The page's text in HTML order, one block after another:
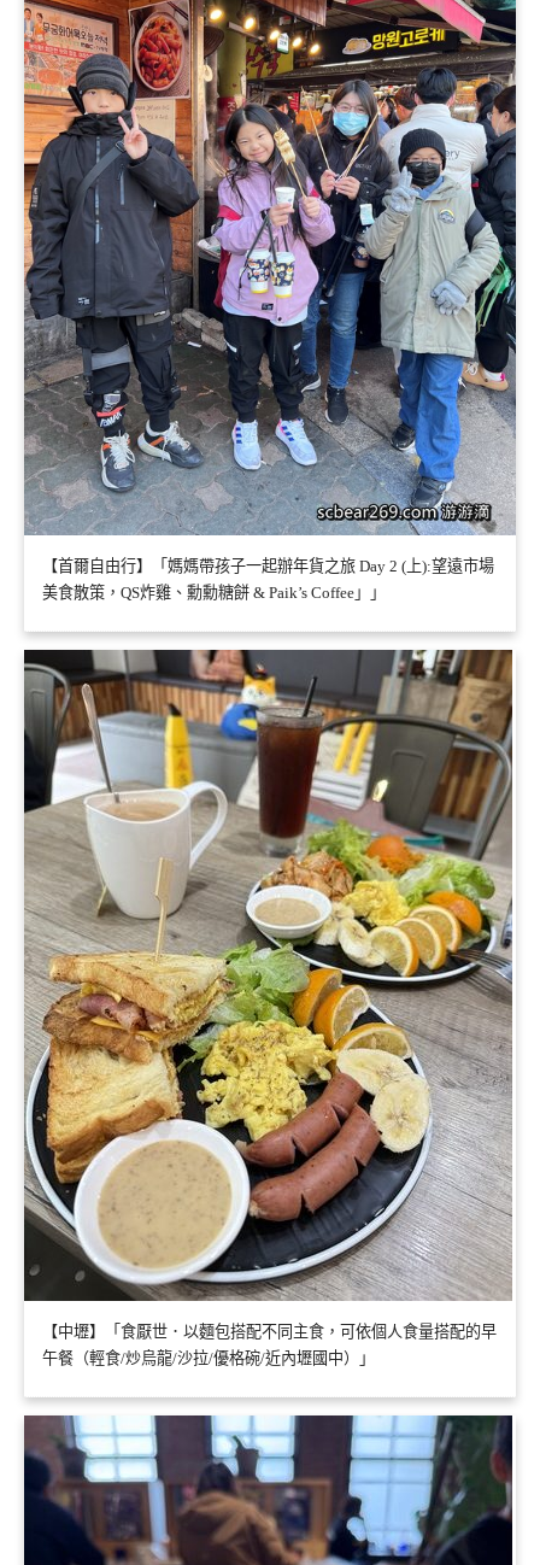
【首爾自由行】「媽媽帶孩子一起辦年貨之旅 Day 2 (上):望遠市場
美食散策，QS炸雞、勳勳糖餅 & Paik’s Coffee」」
【中壢】「食厭世．以麵包搭配不同主食，可依個人食量搭配的早
午餐（輕食/炒烏龍/沙拉/優格碗/近內壢國中）」